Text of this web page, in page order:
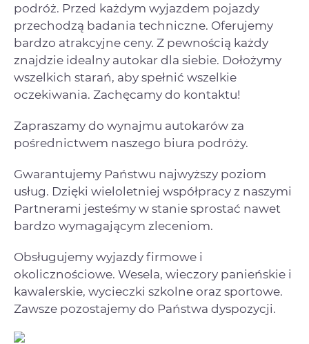
podróż. Przed każdym wyjazdem pojazdy
przechodzą badania techniczne. Oferujemy
bardzo atrakcyjne ceny. Z pewnością każdy
znajdzie idealny autokar dla siebie. Dołożymy
wszelkich starań, aby spełnić wszelkie
oczekiwania. Zachęcamy do kontaktu!
Zapraszamy do wynajmu autokarów za
pośrednictwem naszego biura podróży.
Gwarantujemy Państwu najwyższy poziom
usług. Dzięki wieloletniej współpracy z naszymi
Partnerami jesteśmy w stanie sprostać nawet
bardzo wymagającym zleceniom.
Obsługujemy wyjazdy firmowe i
okolicznościowe. Wesela, wieczory panieńskie i
kawalerskie, wycieczki szkolne oraz sportowe.
Zawsze pozostajemy do Państwa dyspozycji.